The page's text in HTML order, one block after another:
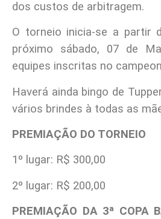
dos custos de arbitragem.
O torneio inicia-se a partir
próximo sábado, 07 de
equipes inscritas no
Haverá ainda bingo de
vários brindes à todas as
PREMIAÇÃO DO TORNEIO
1º lugar: R$ 300,00
2º lugar: R$ 200,00
PREMIAÇÃO DA 3ª COPA